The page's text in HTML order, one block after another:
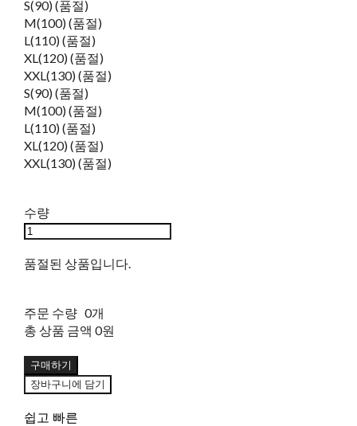
S(90) (품절)
M(100) (품절)
L(110) (품절)
XL(120) (품절)
XXL(130) (품절)
S(90) (품절)
M(100) (품절)
L(110) (품절)
XL(120) (품절)
XXL(130) (품절)
수량
품절된 상품입니다.
주문 수량 0개
총 상품 금액 0원
구매하기
장바구니에 담기
쉽고 빠른